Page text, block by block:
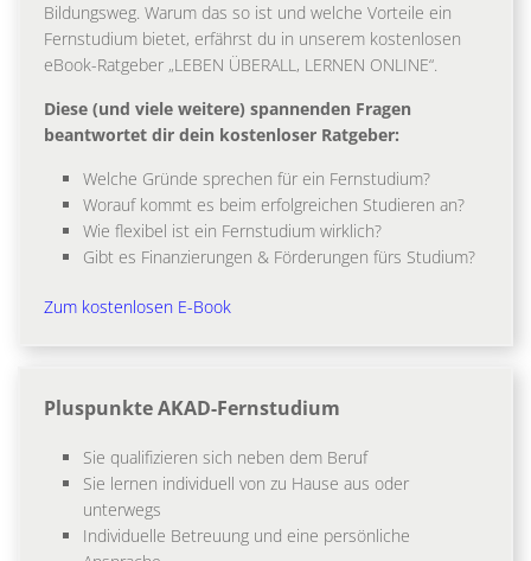
Bildungsweg. Warum das so ist und welche Vorteile ein
Fernstudium bietet, erfährst du in unserem kostenlosen
eBook-Ratgeber „LEBEN ÜBERALL, LERNEN ONLINE“.
Diese (und viele weitere) spannenden Fragen
beantwortet dir dein kostenloser Ratgeber:
Welche Gründe sprechen für ein Fernstudium?
Worauf kommt es beim erfolgreichen Studieren an?
Wie flexibel ist ein Fernstudium wirklich?
Gibt es Finanzierungen & Förderungen fürs Studium?
Zum kostenlosen E-Book
Pluspunkte AKAD-Fernstudium
Sie qualifizieren sich neben dem Beruf
Sie lernen individuell von zu Hause aus oder
unterwegs
Individuelle Betreuung und eine persönliche